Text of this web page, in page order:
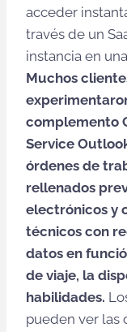
acceder
través de un
instancia en
Muchos
complemento
Service
órdenes de
rellenados
electrónicos y
técnicos con
datos en
de viaje, la
habilidades.
pueden ver las